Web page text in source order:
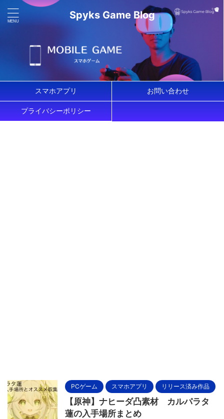
Spyks Game Blog
スマホアプリ お問い合わせ
プライバシーポリシー
PCゲーム スマホアプリ リリース済み作品
【原神】ナヒーダ凸素材 カルパラタ
蓮の入手場所まとめ